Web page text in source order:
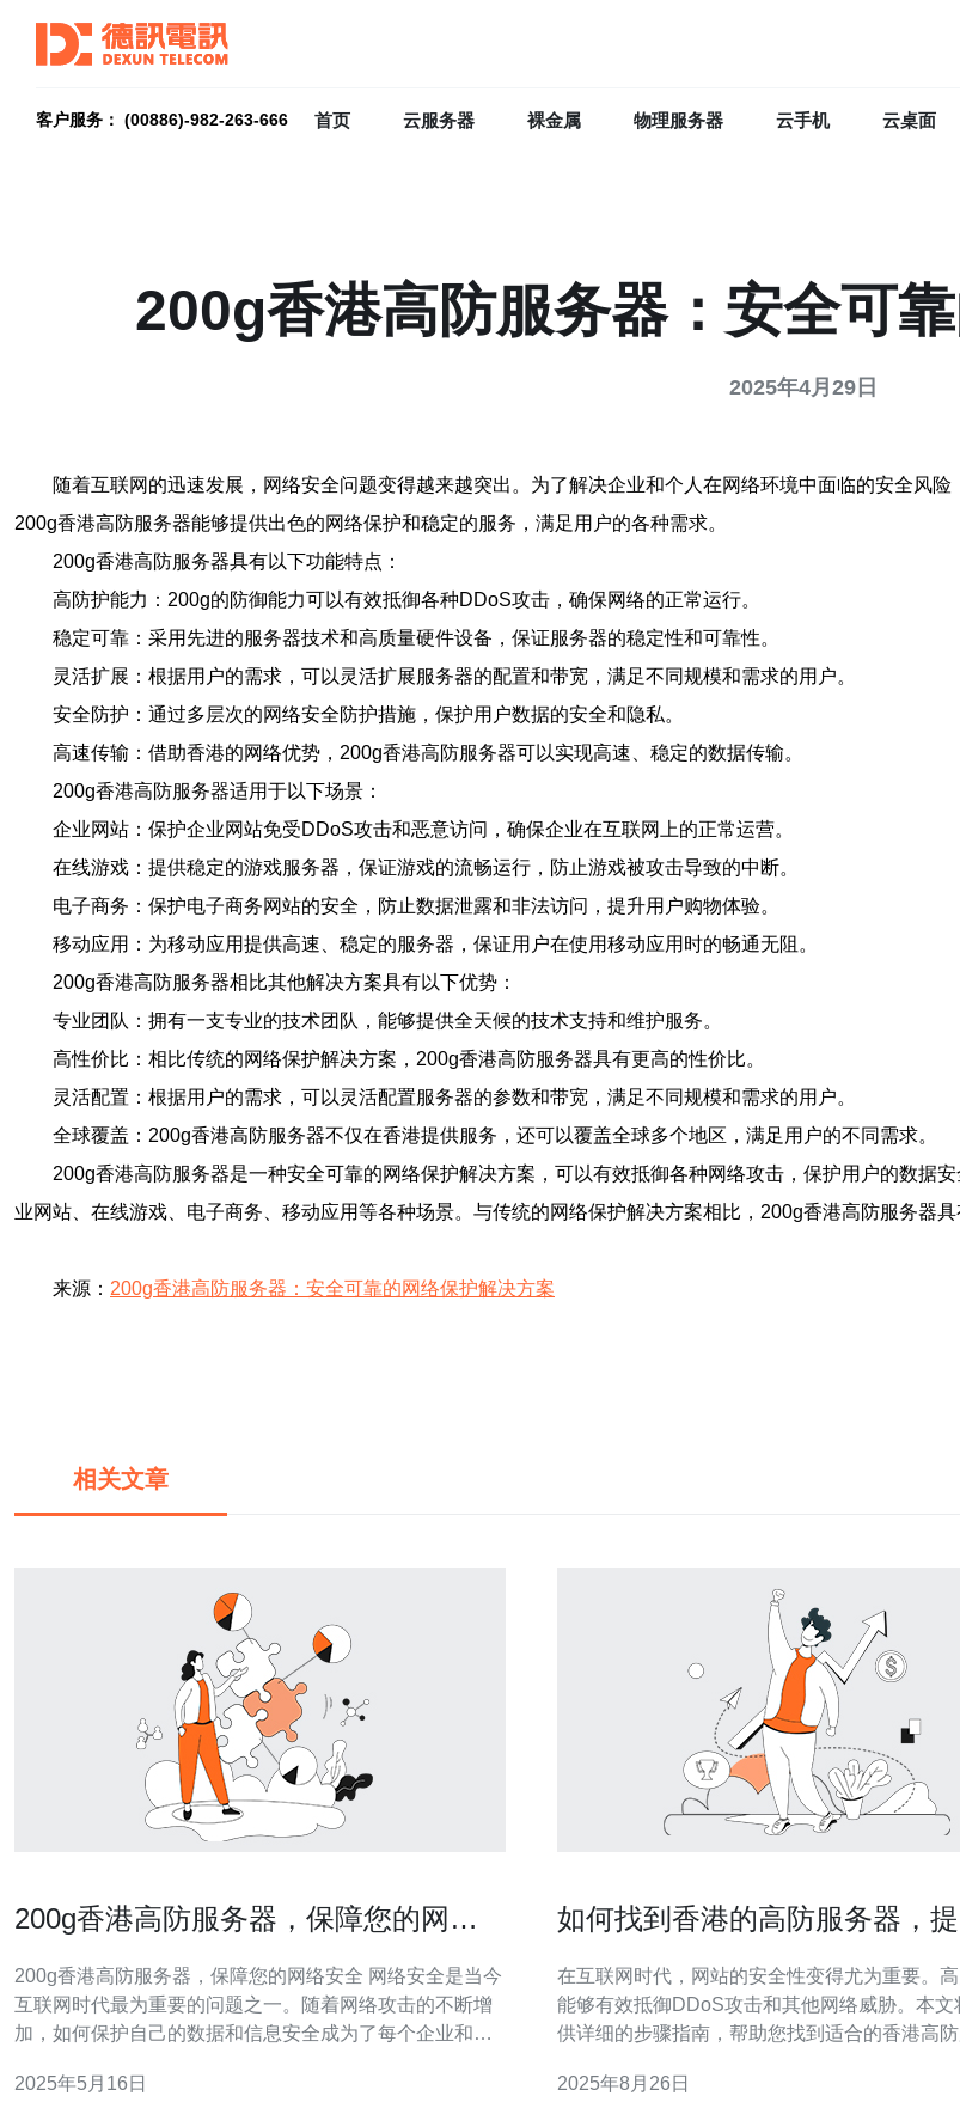
客户服务： (00886)-982-263-666 首页 云服务器 裸金属 物理服务器 云手机 云桌面
200g香港高防服务器：安全可
2025年4月29日
随着互联网的迅速发展，网络安全问题变得越来越突出。为了解决企业和个人在网络环境中面临的安全风
200g香港高防服务器能够提供出色的网络保护和稳定的服务，满足用户的各种需求。
200g香港高防服务器具有以下功能特点：
高防护能力：200g的防御能力可以有效抵御各种DDoS攻击，确保网络的正常运行。
稳定可靠：采用先进的服务器技术和高质量硬件设备，保证服务器的稳定性和可靠性。
灵活扩展：根据用户的需求，可以灵活扩展服务器的配置和带宽，满足不同规模和需求的用户。
安全防护：通过多层次的网络安全防护措施，保护用户数据的安全和隐私。
高速传输：借助香港的网络优势，200g香港高防服务器可以实现高速、稳定的数据传输。
200g香港高防服务器适用于以下场景：
企业网站：保护企业网站免受DDoS攻击和恶意访问，确保企业在互联网上的正常运营。
在线游戏：提供稳定的游戏服务器，保证游戏的流畅运行，防止游戏被攻击导致的中断。
电子商务：保护电子商务网站的安全，防止数据泄露和非法访问，提升用户购物体验。
移动应用：为移动应用提供高速、稳定的服务器，保证用户在使用移动应用时的畅通无阻。
200g香港高防服务器相比其他解决方案具有以下优势：
专业团队：拥有一支专业的技术团队，能够提供全天候的技术支持和维护服务。
高性价比：相比传统的网络保护解决方案，200g香港高防服务器具有更高的性价比。
灵活配置：根据用户的需求，可以灵活配置服务器的参数和带宽，满足不同规模和需求的用户。
全球覆盖：200g香港高防服务器不仅在香港提供服务，还可以覆盖全球多个地区，满足用户的不同需求。
200g香港高防服务器是一种安全可靠的网络保护解决方案，可以有效抵御各种网络攻击，保护用户的数据
业网站、在线游戏、电子商务、移动应用等各种场景。与传统的网络保护解决方案相比，200g香港高防服务器
来源： 200g香港高防服务器：安全可靠的网络保护解决方案
相关文章
200g香港高防服务器，保障您的网络
200g香港高防服务器，保障您的网络安全 网络安全是当今
互联网时代最为重要的问题之一。随着网络攻击的不断增
加，如何保护自己的数据和信息安全成为了每个企业和个
DDoS攻击的防护服务，能够帮助用户更好地保障网络安
2025年5月16日
如何找到香港的高防服务器，
在互联网时代，网站的安全性变得尤为重要。
能够有效抵御DDoS攻击和其他网络威胁。本文
供详细的步骤指南，帮助您找到适合的香港高
考虑多个因素，包括服务商的信誉、技术支持、
2025年8月26日